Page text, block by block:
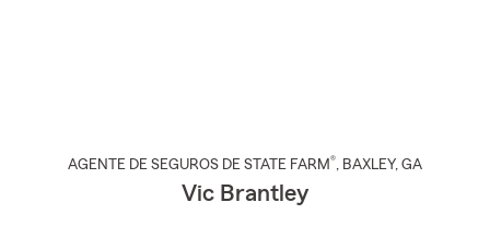
AGENTE DE SEGUROS DE STATE FARM®, BAXLEY, GA
Vic Brantley